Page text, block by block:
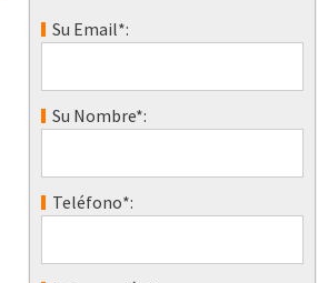
Su Email*:
Su Nombre*:
Teléfono*: